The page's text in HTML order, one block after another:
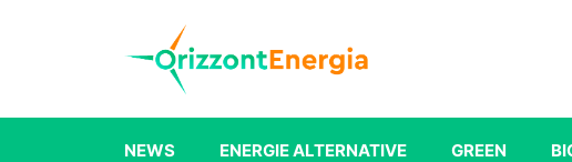
NEWS ENERGIE ALTERNATIVE GREEN